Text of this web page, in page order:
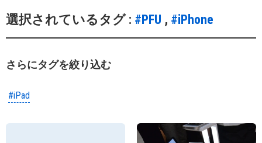
選択されているタグ : #PFU , #iPhone
さらにタグを絞り込む
#iPad